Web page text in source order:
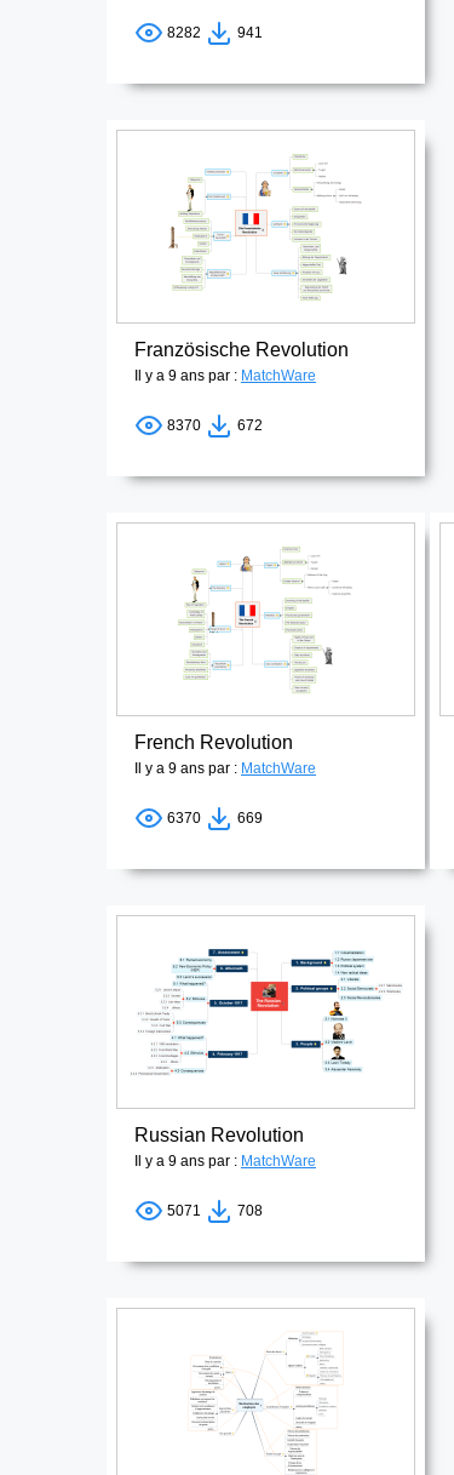
8282 941
Französische Revolution
Il y a 9 ans par : MatchWare
8370 672
French Revolution
Il y a 9 ans par : MatchWare
6370 669
Russian Revolution
Il y a 9 ans par : MatchWare
5071 708